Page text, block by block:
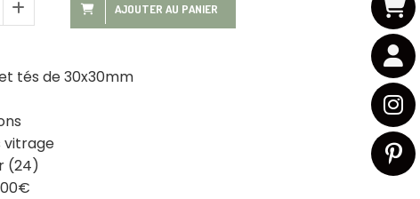
AJOUTER AU PANIER
tés de 30x30mm
vitrage
(24)